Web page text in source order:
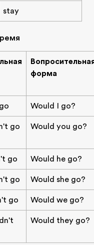
stay
форма
Would I go?
go Would you go?
go Would he go?
go Would she go?
go Would we go?
Would they go?